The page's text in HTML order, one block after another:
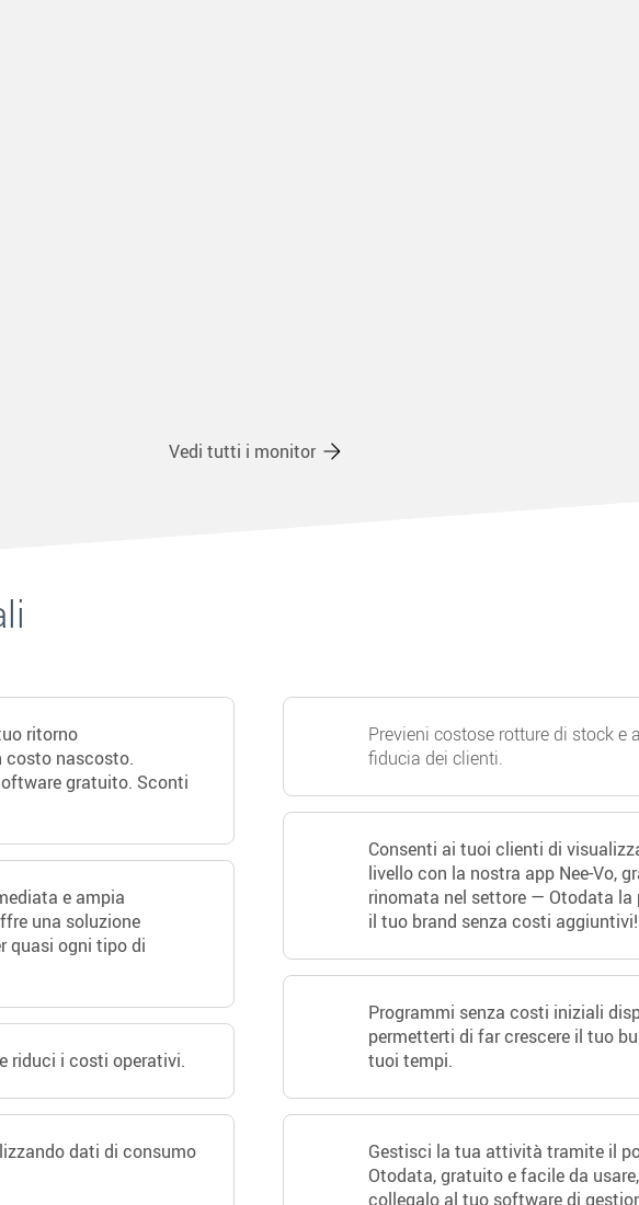
Vedi tutti i monitor
ritorno
costo nascosto.
gratuito. Sconti
e ampia
una soluzione
quasi ogni tipo di
riduci i costi operativi.
dati di consumo
Previeni costose rotture di stock e
fiducia dei clienti.
Consenti ai tuoi clienti di
livello con la nostra app Nee-Vo,
rinomata nel settore — Otodata la
il tuo brand senza costi aggiuntivi!
Programmi senza costi iniziali
permetterti di far crescere il tuo
tuoi tempi.
Gestisci la tua attività tramite il
Otodata, gratuito e facile da
collegalo al tuo software di